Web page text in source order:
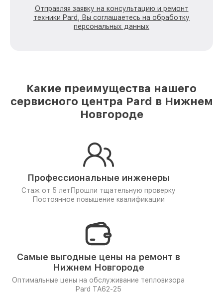
Отправляя заявку на консультацию и ремонт
техники Pard, Вы соглашаетесь на обработку
персональных данных
Какие преимущества нашего
сервисного центра Pard в Нижнем
Новгороде
Профессиональные инженеры
Стаж от 5 лет Прошли тщательную проверку
Постоянное повышение квалификации
Самые выгодные цены на ремонт в
Нижнем Новгороде
Оптимальные цены на обслуживание тепловизора
Pard TA62-25